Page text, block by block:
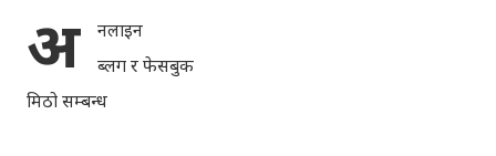
अ
नलाइन
ब्लग र फेसबुक
मिठो सम्बन्ध